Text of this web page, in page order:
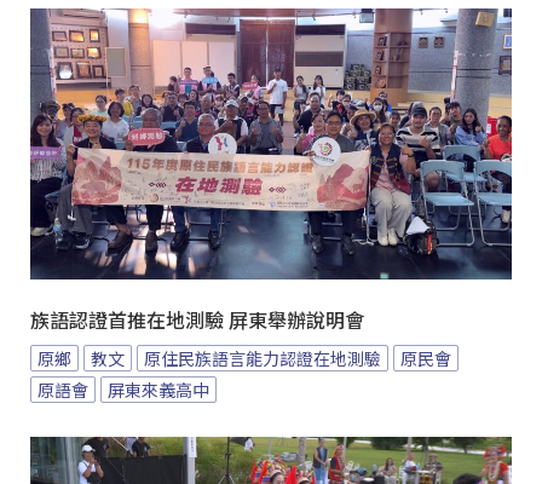
族語認證首推在地測驗 屏東舉辦說明會
原鄉 教文 原住民族語言能力認證在地測驗
原民會
原語會
屏東來義高中